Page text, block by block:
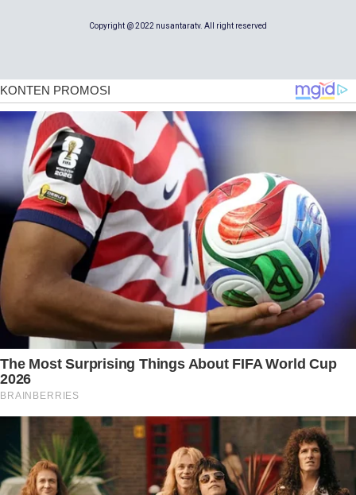
Copyright @ 2022 nusantaratv. All right reserved